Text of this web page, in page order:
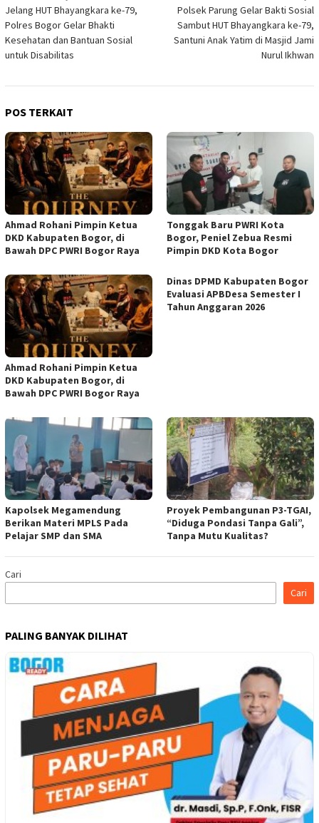
pos
Jelang HUT Bhayangkara ke-79,
Polres Bogor Gelar Bhakti
Kesehatan dan Bantuan Sosial
untuk Disabilitas
Polsek Parung Gelar Bakti Sosial
Sambut HUT Bhayangkara ke-79,
Santuni Anak Yatim di Masjid Jami
Nurul Ikhwan
POS TERKAIT
Ahmad Rohani Pimpin Ketua
DKD Kabupaten Bogor, di
Bawah DPC PWRI Bogor Raya
Tonggak Baru PWRI Kota
Bogor, Peniel Zebua Resmi
Pimpin DKD Kota Bogor
Ahmad Rohani Pimpin Ketua
DKD Kabupaten Bogor, di
Bawah DPC PWRI Bogor Raya
Dinas DPMD Kabupaten Bogor
Evaluasi APBDesa Semester I
Tahun Anggaran 2026
Kapolsek Megamendung
Berikan Materi MPLS Pada
Pelajar SMP dan SMA
Proyek Pembangunan P3-TGAI,
“Diduga Pondasi Tanpa Gali”,
Tanpa Mutu Kualitas?
Cari
Cari
PALING BANYAK DILIHAT